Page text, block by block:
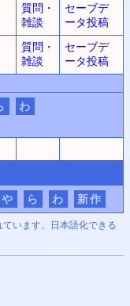
質問・
雑談
セーブデ
ータ投稿
質問・
雑談
セーブデ
ータ投稿
わ
や ら わ 新作
います。日本語化できる